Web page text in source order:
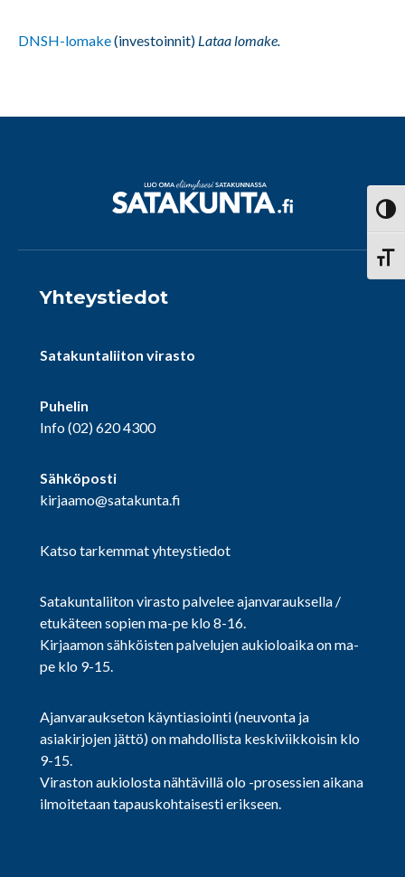
DNSH-lomake(investoinnit) Lataa lomake.
Yhteystiedot
Satakuntaliiton virasto
Puhelin
Info(02) 620 4300
Sähköposti
kirjaamo@satakunta.fi
Katso tarkemmat yhteystiedot
Satakuntaliiton virasto palvelee ajanvarauksella /
etukäteen sopien ma-pe klo 8-16.
Kirjaamon sähköisten palvelujen aukioloaika on ma-
pe klo 9-15.
Ajanvaraukseton käyntiasiointi (neuvonta ja
asiakirjojen jättö) on mahdollista keskiviikkoisin klo
9-15.
Viraston aukiolosta nähtävillä olo -prosessien aikana
ilmoitetaan tapauskohtaisesti erikseen.